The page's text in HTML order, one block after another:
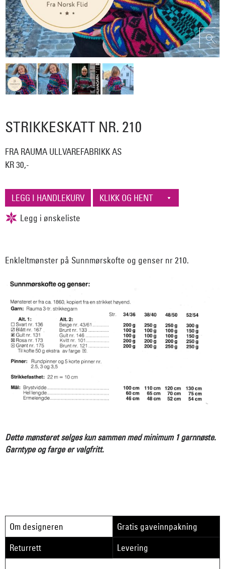
STRIKKESKATT NR. 210
FRA RAUMA ULLVAREFABRIKK AS
KR 30,-
Enkleltmønster på Sunnmørskofte og genser nr 210.
Dette mønsteret selges kun sammen med minimum 1 garnnøste.
Garntype og farge er valgfritt.
Om designeren
Gratis gaveinnpakning
Returrett
Levering